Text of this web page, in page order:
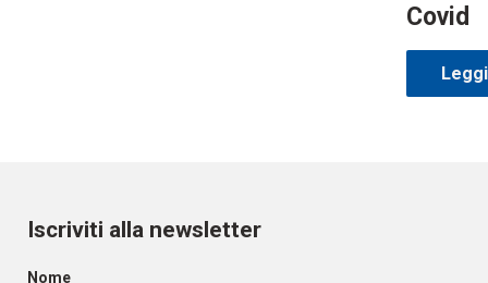
Covid
Iscriviti alla newsletter
Nome